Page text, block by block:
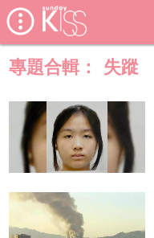
專題合輯： 失蹤